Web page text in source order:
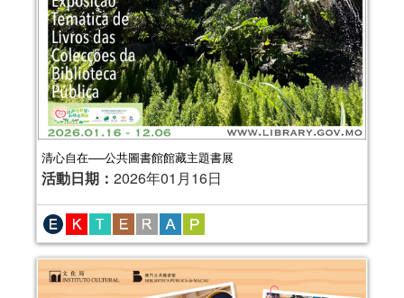
清心自在──公共圖書館館藏主題書展
活動日期： 2026年01月16日